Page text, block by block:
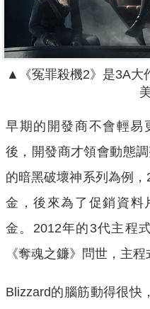
▲《冤罪殺機2》是3A大
早期的開發商不會輕易
後，開發商才領會動態
的暗黑破壞神系列為例
金，後來為了促銷資料
金。2012年的3代主程
《奪魂之鐮》問世，主程
Blizzard的腦筋動得很快